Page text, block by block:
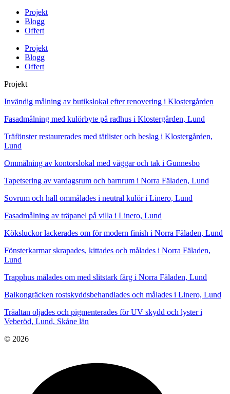
Projekt
Blogg
Offert
Projekt
Blogg
Offert
Projekt
Invändig målning av butikslokal efter renovering i Klostergården
Fasadmålning med kulörbyte på radhus i Klostergården, Lund
Träfönster restaurerades med tätlister och beslag i Klostergården,
Lund
Ommålning av kontorslokal med väggar och tak i Gunnesbo
Tapetsering av vardagsrum och barnrum i Norra Fäladen, Lund
Sovrum och hall ommålades i neutral kulör i Linero, Lund
Fasadmålning av träpanel på villa i Linero, Lund
Köksluckor lackerades om för modern finish i Norra Fäladen, Lund
Fönsterkarmar skrapades, kittades och målades i Norra Fäladen,
Lund
Trapphus målades om med slitstark färg i Norra Fäladen, Lund
Balkongräcken rostskyddsbehandlades och målades i Linero, Lund
Träaltan oljades och pigmenterades för UV skydd och lyster i
Veberöd, Lund, Skåne län
© 2026